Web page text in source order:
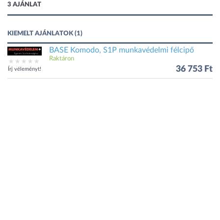
3 AJÁNLAT
KIEMELT AJÁNLATOK (1)
Írj véleményt!
BASE Komodo, S1P munkavédelmi félcipő
Raktáron
36 753 Ft